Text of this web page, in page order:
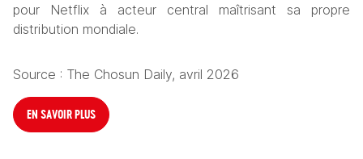
pour Netflix à acteur central maîtrisant sa propre
distribution mondiale.
Source : The Chosun Daily, avril 2026
EN SAVOIR PLUS